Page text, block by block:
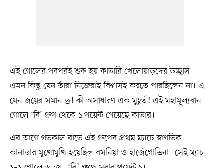
এই গোলের পরপরই শুরু হয় কাতারি খেলোয়াড়দের উচ্ছ্বাস।
এমন কিছু যেন তাঁরা নিজেরাই বিশ্বাসই করতে পারছিলেন না। এ
যেন জয়ের সমান ড্র! কী অসাধারণ এক মুহূর্ত! এই মহামূল্যবান
গোলে ‘বি’ গ্রুপ থেকে ১ পয়েন্ট পেয়েছে কাতার।
এর আগে গতকাল রাতে এই গ্রুপের প্রথম ম্যাচে স্বাগতিক
কানাডার মুখোমুখি হয়েছিল বসনিয়া ও হার্জেগোভিনা। সেই ম্যাচ